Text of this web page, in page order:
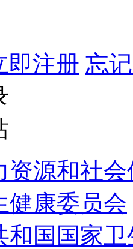
即注册 忘
资源和社
健康委员会
和国国家